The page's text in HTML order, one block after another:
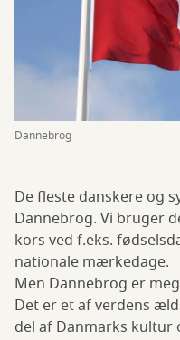
Dannebrog
De fleste danskere og
Dannebrog. Vi bruger
kors ved f.eks.
nationale mærkedage.
Men Dannebrog er
Det er et af verdens
del af Danmarks kultur